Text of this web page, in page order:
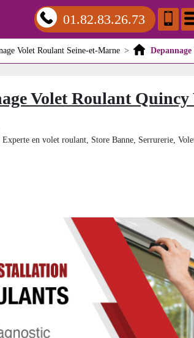
01.82.83.26.73
Volet Roulant Seine-et-Marne >
Volet Roulant Quincy
en volet roulant, Store Banne, Serrurerie,